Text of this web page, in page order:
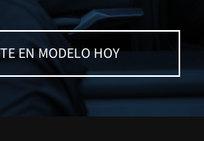
EN MODELO HOY